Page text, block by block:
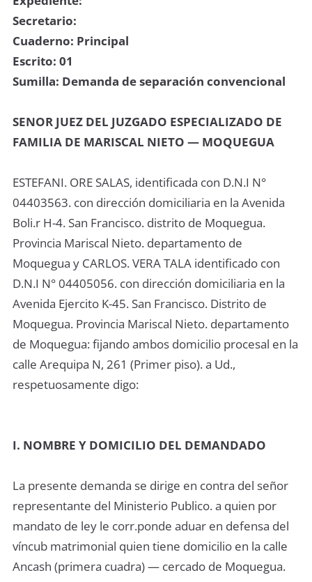
Secretario:
Cuaderno: Principal
Escrito: 01
Sumilla: Demanda de separación convencional
SENOR JUEZ DEL JUZGADO ESPECIALIZADO DE
FAMILIA DE MARISCAL NIETO — MOQUEGUA
ESTEFANI. ORE SALAS, identificada con D.N.I N°
04403563. con dirección domiciliaria en la Avenida
Boli.r H-4. San Francisco. distrito de Moquegua.
Provincia Mariscal Nieto. departamento de
Moquegua y CARLOS. VERA TALA identificado con
D.N.I N° 04405056. con dirección domiciliaria en la
Avenida Ejercito K-45. San Francisco. Distrito de
Moquegua. Provincia Mariscal Nieto. departamento
de Moquegua: fijando ambos domicilio procesal en la
calle Arequipa N, 261 (Primer piso). a Ud.,
respetuosamente digo:
I. NOMBRE Y DOMICILIO DEL DEMANDADO
La presente demanda se dirige en contra del señor
representante del Ministerio Publico. a quien por
mandato de ley le corr.ponde aduar en defensa del
víncub matrimonial quien tiene domicilio en la calle
Ancash (primera cuadra) — cercado de Moquegua.